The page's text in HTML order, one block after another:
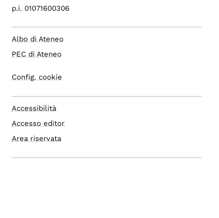
p.i. 01071600306
Albo di Ateneo
PEC di Ateneo
Config. cookie
Accessibilità
Accesso editor
Area riservata